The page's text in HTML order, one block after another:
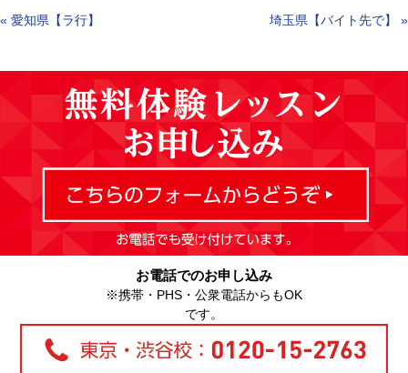
« 愛知県【ラ行】 埼玉県【バイト先で】 »
お電話でのお申し込み
※携帯・PHS・公衆電話からもOK
です。